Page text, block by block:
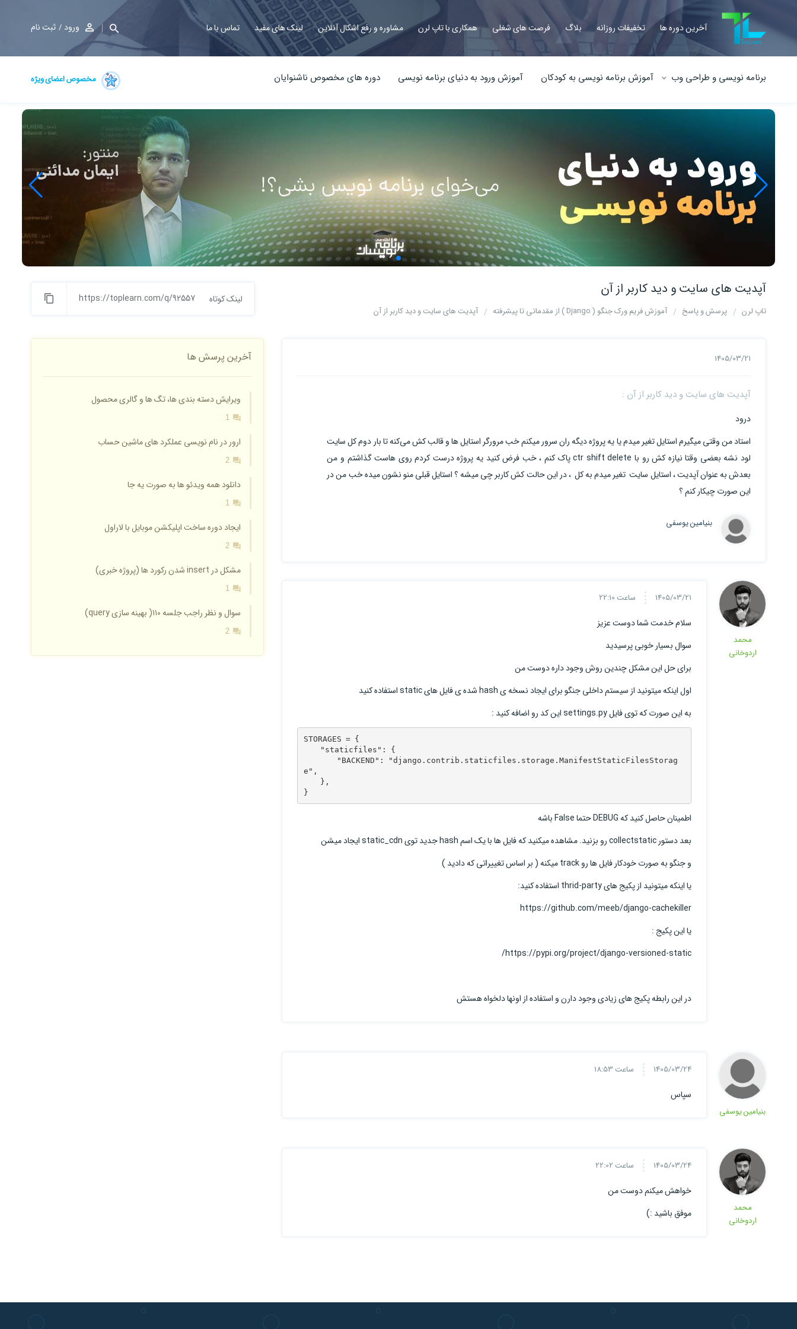
آخرین دوره ها تخفیفات روزانه بلاگ فرصت های شغلی همکاری با تاپ لرن مشاوره و رفع اشکال آنلاین لینک های مفید تماس با ما ورود ثبت نام
برنامه نویسی و طراحی وب آموزش برنامه نویسی به کودکان آموزش ورود به دنیای برنامه نویسی دوره های مخصوص ناشنوایان مخصوص اعضای ویژه
آپدیت های سایت و دید کاربر از آن
تاپ لرن پرسش و پاسخ آموزش فریم ورک جنگو ( Django ) از مقدماتی تا پیشرفته آپدیت های سایت و دید کاربر از آن
لینک کوتاه https://toplearn.com/q/92557
1405/03/21
آپدیت های سایت و دید کاربر از آن :
درود
استاد من وقتی میگیرم استایل تغیر میدم یا یه پروژه دیگه ران سرور میکنم خب مرورگر استایل ها و قالب کش می‌کنه تا بار دوم کل سایت
لود نشه بعضی وقتا نیازه کش رو با ctr shift delete پاک کنم ، خب فرض کنید یه پروژه درست کردم روی هاست گذاشتم و من
بعدش به عنوان آپدیت ، استایل سایت تغیر میدم به کل ، در این حالت کش کاربر چی میشه ؟ استایل قبلی منو نشون میده خب من در
این صورت چیکار کنم ؟
بنیامین یوسفی
محمد
اردوخانی
1405/03/21 ساعت 22:10
سلام خدمت شما دوست عزیز
سوال بسیار خوبی پرسیدید
برای حل این مشکل چندین روش وجود داره دوست من
اول اینکه میتونید از سیستم داخلی جنگو برای ایجاد نسخه ی hash شده ی فایل های static استفاده کنید
به این صورت که توی فایل settings.py این کد رو اضافه کنید :
STORAGES = {
e",
}
اطمینان حاصل کنید که DEBUG حتما False باشه
بعد دستور collectstatic رو بزنید. مشاهده میکنید که فایل ها با یک اسم hash جدید توی static_cdn ایجاد میشن
و جنگو به صورت خودکار فایل ها رو track میکنه ( بر اساس تغییراتی که دادید )
یا اینکه میتونید از پکیج های thrid-party استفاده کنید:
https://github.com/meeb/django-cachekiller
یا این پکیج :
https://pypi.org/project/django-versioned-static/
در این رابطه پکیج های زیادی وجود دارن و استفاده از اونها دلخواه هستش
بنیامین یوسفی
1405/03/24 ساعت 18:53
سپاس
محمد
اردوخانی
1405/03/24 ساعت 22:02
خواهش میکنم دوست من
موفق باشید :)
آخرین پرسش ها
ویرایش دسته بندی ها، تگ ها و گالری محصول
1
ارور در نام نویسی عملکرد های ماشین حساب
2
دانلود همه ویدئو ها به صورت یه جا
1
ایجاد دوره ساخت اپلیکشن موبایل با لاراول
2
مشکل در insert شدن رکورد ها (پروژه خبری)
1
سوال و نظر راجب جلسه ۱۱۰( بهینه سازی query)
2